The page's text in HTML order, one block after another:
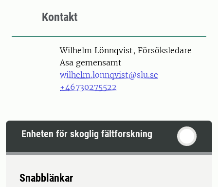
Kontakt
PersonWilhelm Lönnqvist, Försöksledare
Asa gemensamt
wilhelm.lonnqvist@slu.se
+46730275522
Enheten för skoglig fältforskning
Snabblänkar